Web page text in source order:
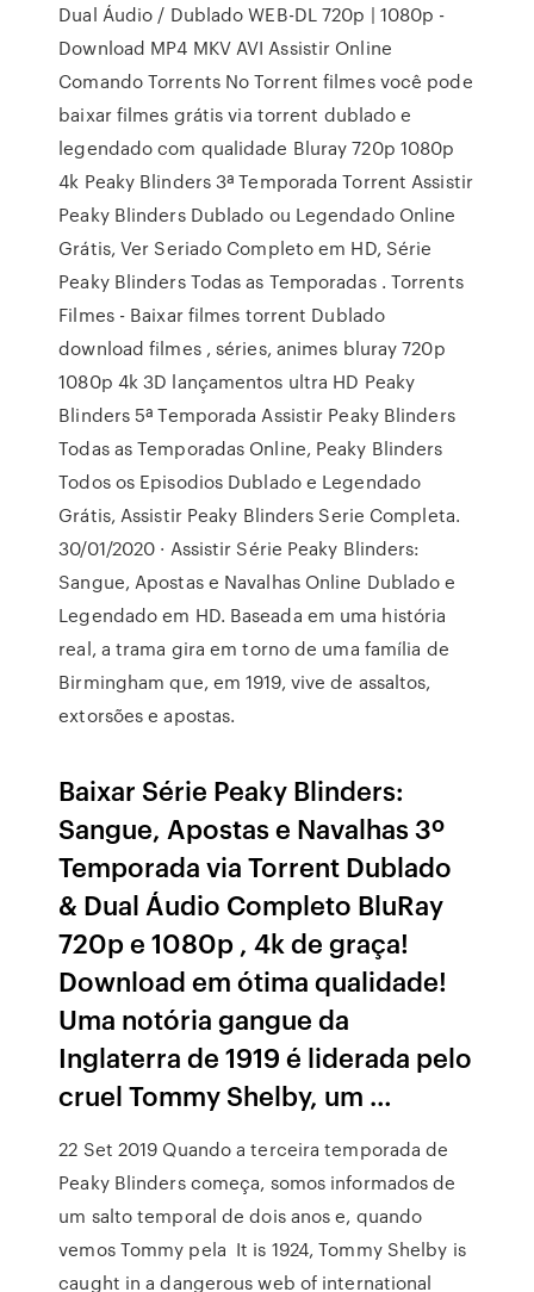
Dual Áudio / Dublado WEB-DL 720p | 1080p -
Download MP4 MKV AVI Assistir Online
Comando Torrents No Torrent filmes você pode
baixar filmes grátis via torrent dublado e
legendado com qualidade Bluray 720p 1080p
4k Peaky Blinders 3ª Temporada Torrent Assistir
Peaky Blinders Dublado ou Legendado Online
Grátis, Ver Seriado Completo em HD, Série
Peaky Blinders Todas as Temporadas . Torrents
Filmes - Baixar filmes torrent Dublado
download filmes , séries, animes bluray 720p
1080p 4k 3D lançamentos ultra HD Peaky
Blinders 5ª Temporada Assistir Peaky Blinders
Todas as Temporadas Online, Peaky Blinders
Todos os Episodios Dublado e Legendado
Grátis, Assistir Peaky Blinders Serie Completa.
30/01/2020 · Assistir Série Peaky Blinders:
Sangue, Apostas e Navalhas Online Dublado e
Legendado em HD. Baseada em uma história
real, a trama gira em torno de uma família de
Birmingham que, em 1919, vive de assaltos,
extorsões e apostas.
Baixar Série Peaky Blinders:
Sangue, Apostas e Navalhas 3º
Temporada via Torrent Dublado
& Dual Áudio Completo BluRay
720p e 1080p , 4k de graça!
Download em ótima qualidade!
Uma notória gangue da
Inglaterra de 1919 é liderada pelo
cruel Tommy Shelby, um …
22 Set 2019 Quando a terceira temporada de
Peaky Blinders começa, somos informados de
um salto temporal de dois anos e, quando
vemos Tommy pela It is 1924, Tommy Shelby is
caught in a dangerous web of international